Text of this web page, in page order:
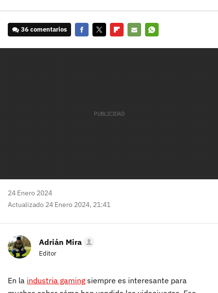
36 comentarios
24 Enero 2024
Actualizado 24 Enero 2024, 21:41
Adrián Mira
Editor
En la industria gaming siempre es interesante para